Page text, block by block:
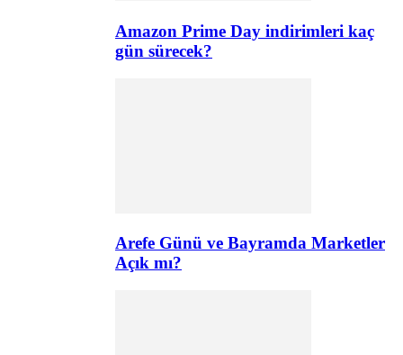
Amazon Prime Day indirimleri kaç
gün sürecek?
Arefe Günü ve Bayramda Marketler
Açık mı?